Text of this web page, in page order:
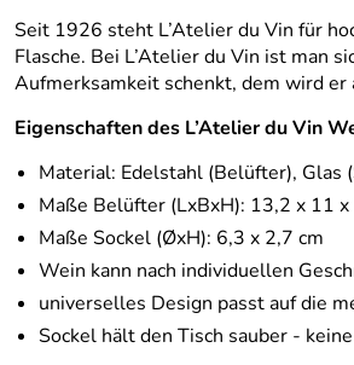
Seit 1926 steht L’Atelier du Vin für
Flasche. Bei L’Atelier du Vin ist man
Aufmerksamkeit schenkt, dem wird er
Eigenschaften des L’Atelier du Vin
Material: Edelstahl (Belüfter), Glas
Maße Belüfter (LxBxH): 13,2 x 11 x
Maße Sockel (ØxH): 6,3 x 2,7 cm
Wein kann nach individuellen
universelles Design passt auf die
Sockel hält den Tisch sauber -